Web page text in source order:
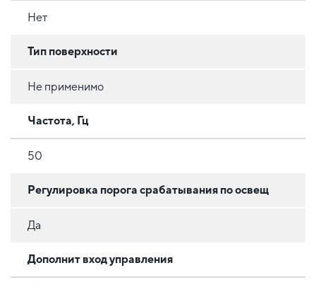
Нет
Тип поверхности
Не применимо
Частота, Гц
50
Регулировка порога срабатывания по освещ
Да
Дополнит вход управления